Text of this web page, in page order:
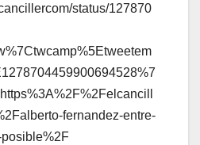
status/127870
fernandez-entre-